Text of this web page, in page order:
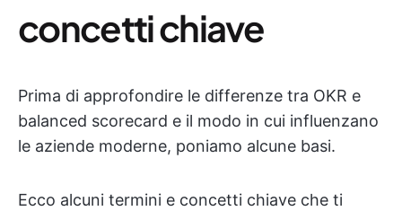
concetti chiave
Prima di approfondire le differenze tra OKR e
balanced scorecard e il modo in cui influenzano
le aziende moderne, poniamo alcune basi.
Ecco alcuni termini e concetti chiave che ti